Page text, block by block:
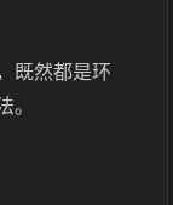
既然都是环